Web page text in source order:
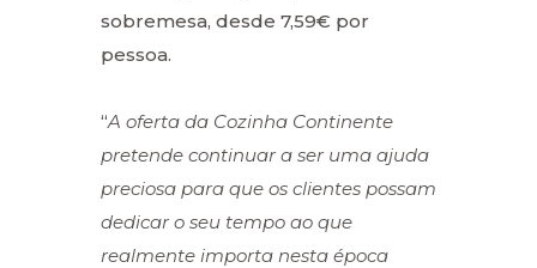
sobremesa, desde 7,59€ por
pessoa.
“A oferta da Cozinha Continente
pretende continuar a ser uma ajuda
preciosa para que os clientes possam
dedicar o seu tempo ao que
realmente importa nesta época